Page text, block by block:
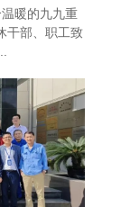
暖的九九重
干部、职工致